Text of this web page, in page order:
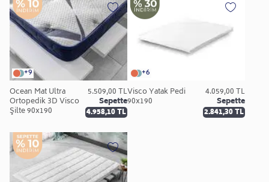
+9
Ocean Mat Ultra
Ortopedik 3D Visco
Şilte 90x190
5.509,00 TL
Sepette
4.958,10 TL
+6
Visco Yatak Pedi
90x190
4.059,00 TL
Sepette
2.841,30 TL